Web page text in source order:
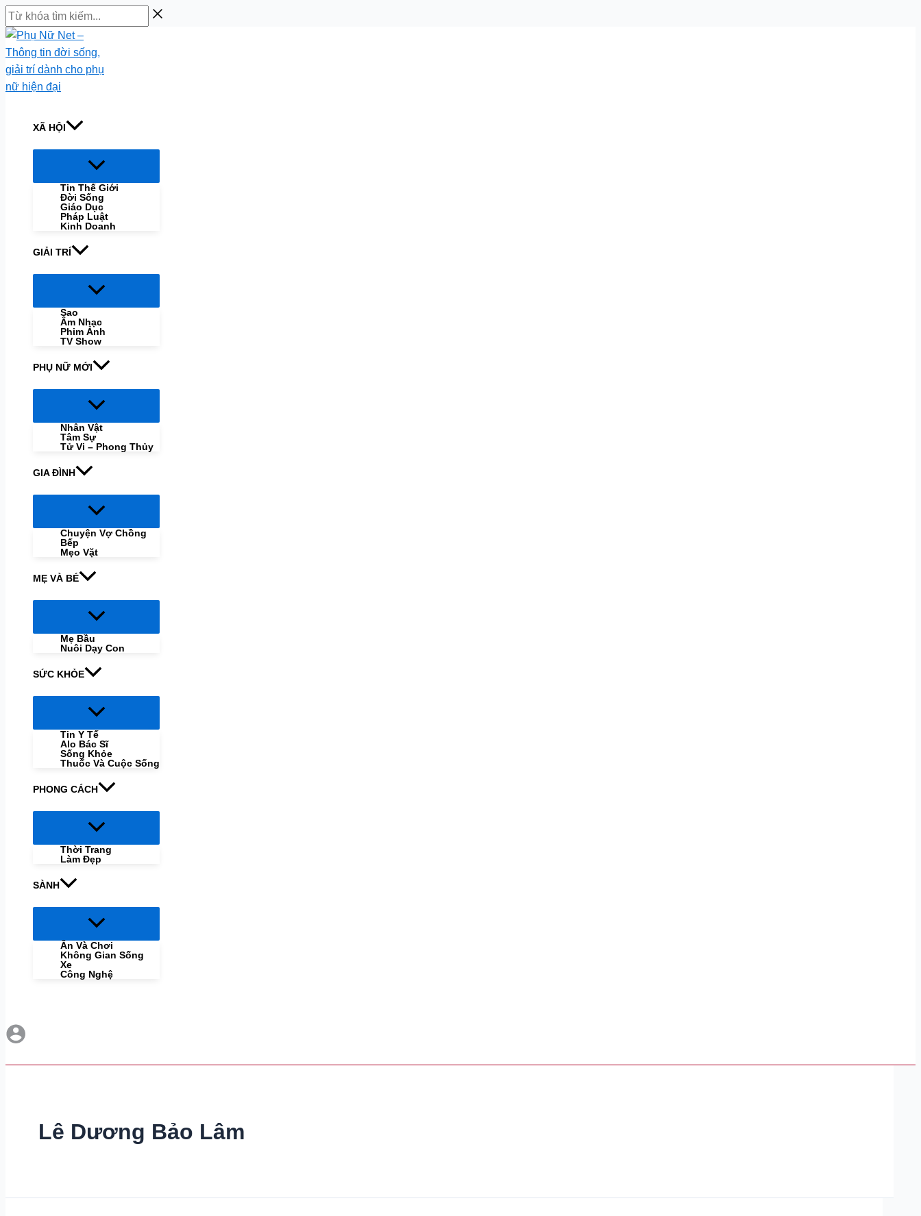
Skip
to
content
Từ
khóa
tìm
kiếm...
XÃ HỘI
Menu
Tin Thế Giới
Đời Sống
Giáo Dục
Pháp Luật
Kinh Doanh
GIẢI TRÍ
Menu
Sao
Âm Nhạc
Phim Ảnh
TV Show
PHỤ NỮ MỚI
Menu
Nhân Vật
Tâm Sự
Tử Vi – Phong Thủy
GIA ĐÌNH
Menu
Chuyện Vợ Chồng
Bếp
Mẹo Vặt
MẸ VÀ BÉ
Menu
Mẹ Bầu
Nuôi Dạy Con
SỨC KHỎE
Menu
Tin Y Tế
Alo Bác Sĩ
Sống Khỏe
Thuốc Và Cuộc Sống
PHONG CÁCH
Menu
Thời Trang
Làm Đẹp
SÀNH
Menu
Ăn Và Chơi
Không Gian Sống
Xe
Công Nghệ
Lê Dương Bảo Lâm